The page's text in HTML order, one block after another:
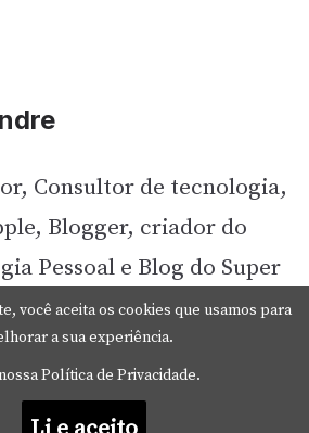
Consultor de tecnologia,
Blogger, criador do
Pessoal e Blog do Super
você aceita os cookies que usamos para
a sua experiência.
Política de Privacidade.